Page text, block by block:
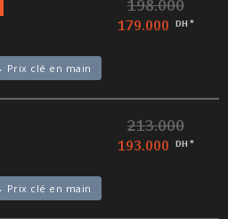
198.000
179.000 DH *
Prix clé en main
213.000
193.000 DH *
Prix clé en main